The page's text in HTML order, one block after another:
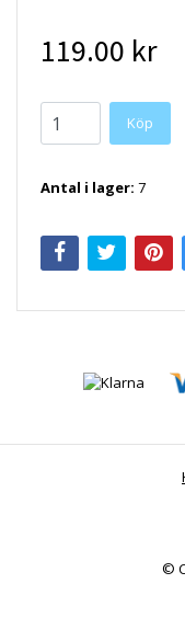
119.00 kr
Antal i lager: 7
©